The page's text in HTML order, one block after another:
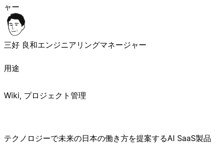
テクノロジーで未来の日本の働き方を提案するAI SaaS製品
ャー
三好 良和エンジニアリングマネージャー
用途
Wiki, プロジェクト管理